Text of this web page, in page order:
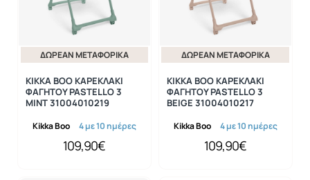
ΔΩΡΕΆΝ ΜΕΤΑΦΟΡΙΚΆ
Kikka Boo 4 με 10 ημέρες
KIKKA BOO ΚΑΡΕΚΛΑΚΙ
ΦΑΓΗΤΟΥ PASTELLO 3
MINT 31004010219
109,90€
ΔΩΡΕΆΝ ΜΕΤΑΦΟΡΙΚΆ
Kikka Boo 4 με 10 ημέρες
KIKKA BOO ΚΑΡΕΚΛΑΚΙ
ΦΑΓΗΤΟΥ PASTELLO 3
BEIGE 31004010217
109,90€